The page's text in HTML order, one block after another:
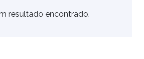
resultado encontrado.